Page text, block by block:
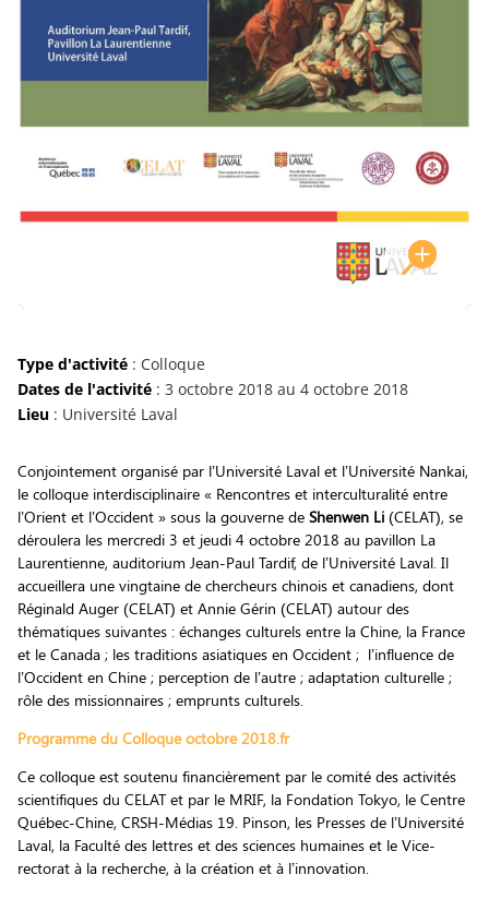
Type d'activité: Colloque
Dates de l'activité: 3 octobre 2018 au 4 octobre 2018
Lieu: Université Laval
Conjointement organisé par l’Université Laval et l’Université Nankai,
le colloque interdisciplinaire « Rencontres et interculturalité entre
l’Orient et l’Occident » sous la gouverne de Shenwen Li(CELAT), se
déroulera les mercredi 3 et jeudi 4 octobre 2018 au pavillon La
Laurentienne, auditorium Jean-Paul Tardif, de l’Université Laval. Il
accueillera une vingtaine de chercheurs chinois et canadiens, dont
Réginald Auger (CELAT) et Annie Gérin (CELAT) autour des
thématiques suivantes : échanges culturels entre la Chine, la France
et le Canada ; les traditions asiatiques en Occident ; l’influence de
l’Occident en Chine ; perception de l’autre ; adaptation culturelle ;
rôle des missionnaires ; emprunts culturels.
Programme du Colloque octobre 2018.fr
Ce colloque est soutenu financièrement par le comité des activités
scientifiques du CELAT et par le MRIF, la Fondation Tokyo, le Centre
Québec-Chine, CRSH-Médias 19. Pinson, les Presses de l’Université
Laval, la Faculté des lettres et des sciences humaines et le Vice-
rectorat à la recherche, à la création et à l’innovation.